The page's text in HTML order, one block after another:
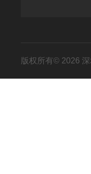
版权所有© 2026